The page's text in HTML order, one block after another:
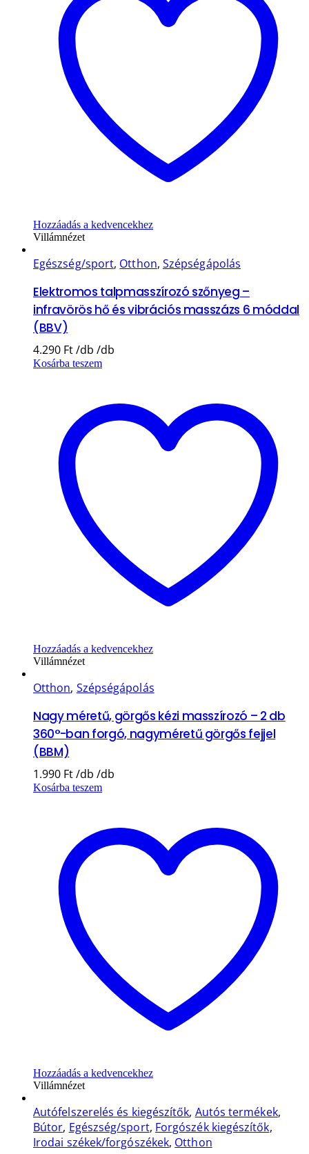
Hozzáadás a kedvencekhez
Villámnézet
Egészség/sport, Otthon, Szépségápolás
Elektromos talpmasszírozó szőnyeg –
infravörös hő és vibrációs masszázs 6 móddal
(BBV)
4.290 Ft
Kosárba teszem
Hozzáadás a kedvencekhez
Villámnézet
Otthon, Szépségápolás
Nagy méretű, görgős kézi masszírozó – 2 db
360°-ban forgó, nagyméretű görgős fejjel
(BBM)
1.990 Ft
Kosárba teszem
Hozzáadás a kedvencekhez
Villámnézet
Autófelszerelés és kiegészítők, Autós termékek,
Bútor, Egészség/sport, Forgószék kiegészítők,
Irodai székek/forgószékek, Otthon